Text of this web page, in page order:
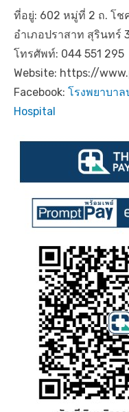
ที่อยู่: 602 หมู่ที่ 2 ถ. โช
อำเภอปราสาท สุรินทร์
โทรศัพท์: 044 551 295
Website: https://
Facebook: โรงพยาบา
Hospital